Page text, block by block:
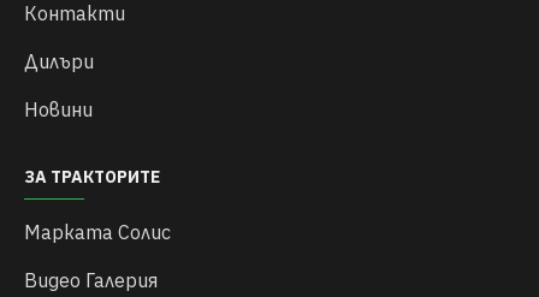
Контакти
Дилъри
Новини
ЗА ТРАКТОРИТЕ
Марката Солис
Видео Галерия